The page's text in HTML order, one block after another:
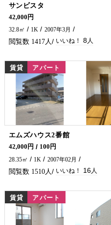
サンビスタ
学生さん・単身の方オススメ＼(^o^)／ 堤防沿いにあります♪コンビニも徒歩圏内です！ 延岡市で賃貸物件・アパートをお探しなら、五ヶ瀬不動産へお問い合わせください！！
42,000円
32.8㎡
1K 2007年3月
1417 8
賃貸 アパート
エムズハウス2番館
学生さん・単身の方おすすめ☆ インターネット無料（120MB/Wi-Fi付）・ケーブルTV19チャンネル視聴無料です(^O^)／延岡市でアパートをお探しなら、五ヶ瀬不動産にお問い合わせください！！
42,000円
100円
28.35㎡
1K 2007年02月
1510 16
賃貸 アパート